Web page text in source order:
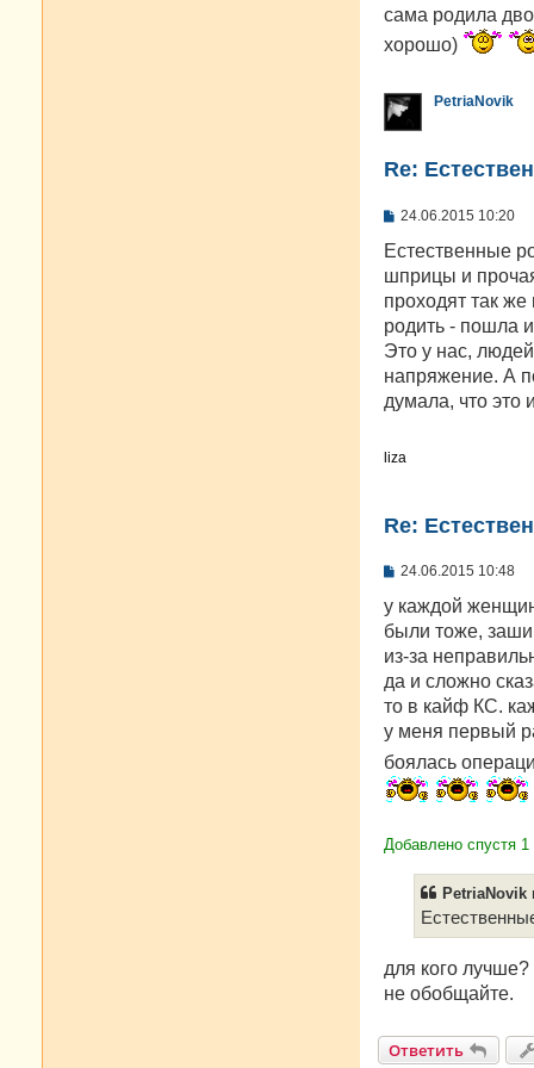
сама родила
хорошо)
PetriaNovik
Re:
С
о
щ
е
н
и
е
24.06.2015 10:20
Естественные
шприцы и
проходят так
родить - пошла
Это у нас,
напряжение. А
думала, что это
liza
Re:
С
о
щ
е
и
е
24.06.2015 10:48
у каждой
были тоже,
из-за
да и сложно
то в кайф КС.
у меня первый
боялась
Добавлено спустя
PetriaNovik
для кого
не обобщайте.
Ответить